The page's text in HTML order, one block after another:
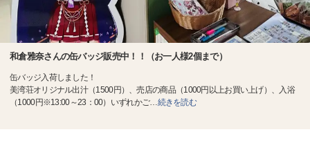
和倉雅奈さんの缶バッジ販売中！！（お一人様2個まで）
缶バッジ入荷しました！
美湾荘オリジナル出汁（1500円）、売店の商品（1000円以上お買い上げ）、入浴
（1000円※13:00～23：00）いずれかご…続きを読む